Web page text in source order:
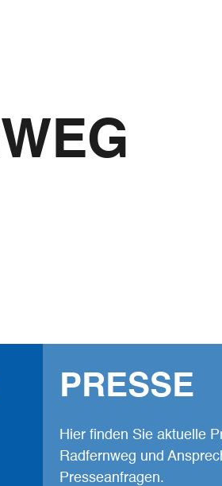
PRESSE
Hier finden Sie aktuelle
Radfernweg und
Presseanfragen.